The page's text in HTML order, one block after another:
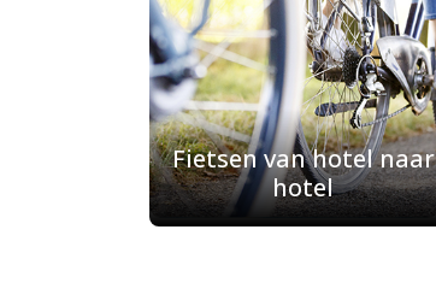
Fietsen van hotel naar
hotel